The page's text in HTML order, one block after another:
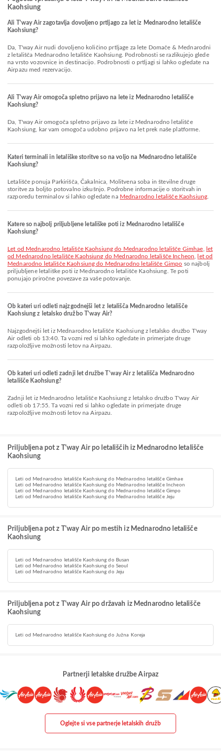
Kaohsiung
Ali T'way Air zagotavlja dovoljeno prtljago za let iz Mednarodno letališče
Kaohsiung?
Da, T'way Air nudi dovoljeno količino prtljage za lete Domače & Mednarodni
z letališča Mednarodno letališče Kaohsiung. Podrobnosti se razlikujejo glede
na vrsto vozovnice in destinacijo. Podrobnosti o prtljagi si lahko ogledate na
Airpazu med rezervacijo.
Ali T'way Air omogoča spletno prijavo na lete iz Mednarodno letališče
Kaohsiung?
Da, T'way Air omogoča spletno prijavo za lete iz Mednarodno letališče
Kaohsiung, kar vam omogoča udobno prijavo na let prek naše platforme.
Kateri terminali in letališke storitve so na voljo na Mednarodno letališče
Kaohsiung?
Letališče ponuja Parkirišča, Čakalnica, Molitvena soba in številne druge
storitve za boljšo potovalno izkušnjo. Podrobne informacije o storitvah in
razporedu terminalov si lahko ogledate na Mednarodno letališče Kaohsiung
Katere so najbolj priljubljene letališke poti iz Mednarodno letališče
Kaohsiung?
let od Mednarodno letališče Kaohsiung do Mednarodno letališče Gimhae
let
od Mednarodno letališče Kaohsiung do Mednarodno letališče Incheon
let od
Mednarodno letališče Kaohsiung do Mednarodno letališče Gimpo so najbolj
priljubljene letališke poti iz Mednarodno letališče Kaohsiung. Te poti
ponujajo priročne povezave za vaše potovanje.
Ob kateri uri odleti najzgodnejši let z letališča Mednarodno letališče
Kaohsiung z letalsko družbo T'way Air?
Najzgodnejši let iz Mednarodno letališče Kaohsiung z letalsko družbo T'way
Air odleti ob 13:40. Ta vozni red si lahko ogledate in primerjate druge
razpoložljive možnosti letov na Airpazu.
Ob kateri uri odleti zadnji let družbe T'way Air z letališča Mednarodno
letališče Kaohsiung?
Zadnji let iz Mednarodno letališče Kaohsiung z letalsko družbo T'way Air
odleti ob 17:55. Ta vozni red si lahko ogledate in primerjate druge
razpoložljive možnosti letov na Airpazu.
Priljubljena pot z T'way Air po letališčih iz Mednarodno letališče
Kaohsiung
Leti od Mednarodno letališče Kaohsiung do Mednarodno letališče Gimhae
Leti od Mednarodno letališče Kaohsiung do Mednarodno letališče Incheon
Leti od Mednarodno letališče Kaohsiung do Mednarodno letališče Gimpo
Leti od Mednarodno letališče Kaohsiung do Mednarodno letališče Jeju
Priljubljena pot z T'way Air po mestih iz Mednarodno letališče
Kaohsiung
Leti od Mednarodno letališče Kaohsiung do Busan
Leti od Mednarodno letališče Kaohsiung do Seoul
Leti od Mednarodno letališče Kaohsiung do Jeju
Priljubljena pot z T'way Air po državah iz Mednarodno letališče
Kaohsiung
Leti od Mednarodno letališče Kaohsiung do Južna Koreja
Partnerji letalske družbe Airpaz
Oglejte si vse partnerje letalskih družb